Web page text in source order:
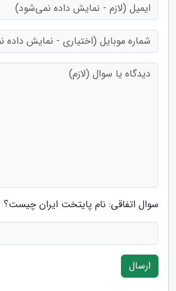
سوال اتفاقی: نام پایتخت ایران چیست؟
ارسال